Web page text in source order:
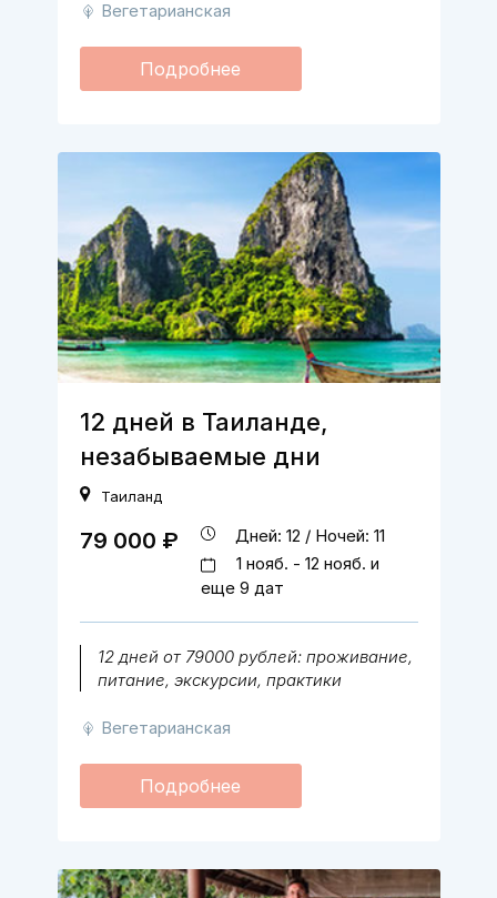
Вегетарианская
Подробнее
12 дней в Таиланде,
незабываемые дни
Таиланд
12 дней от 79000 рублей: проживание,
питание, экскурсии, практики
Вегетарианская
79 000 ₽
Дней: 12 / Ночей: 11
1 нояб. - 12 нояб. и
еще 9 дат
Подробнее